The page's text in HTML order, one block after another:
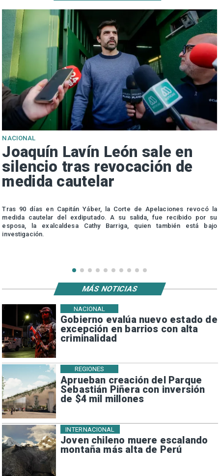
NACIONAL
Joaquín Lavín León sale en
silencio tras revocación de
medida cautelar
Tras 90 días en Capitán Yáber, la Corte de Apelaciones revocó la
medida cautelar del exdiputado. A su salida, fue recibido por su
esposa, la exalcaldesa Cathy Barriga, quien también está bajo
investigación.
Gobierno evalúa nuevo estado de
excepción en barrios con alta
criminalidad
NACIONAL
Aprueban creación del Parque
Sebastián Piñera con inversión
de $4 mil millones
REGIONES
Joven chileno muere escalando
montaña más alta de Perú
INTERNACIONAL
MÁS NOTICIAS